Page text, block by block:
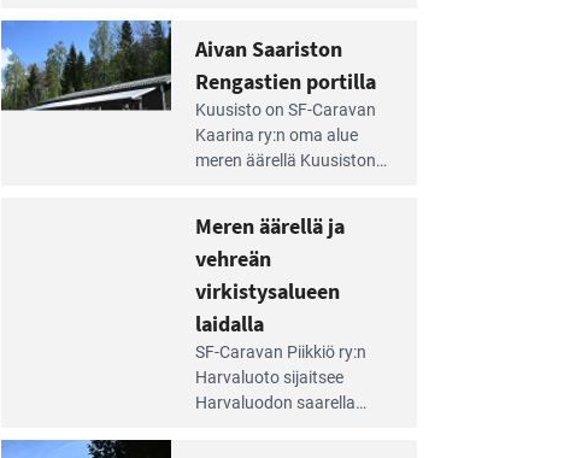
rannalla
pääsee
irti
arjesta
ympärillä. – Lampi on
upea ja puhdas, ja se
tarjoaa ympäris­töineen
kauniit maisemat ja
loistavat virkistäytymis­
Lue
Aivan Saariston
Rengastien portilla
Kuusisto on SF-Caravan
Kaarina ry:n oma alue
meren äärellä Kuusiston
lapsiystävällinen,
rauhallinen ja
silmiinpistävän siisti.
ja
Meren äärellä ja
vehreän
virkistysalueen
laidalla
SF-Caravan Piikkiö ry:n
Harvaluoto sijait­see
Harvaluodon saarella